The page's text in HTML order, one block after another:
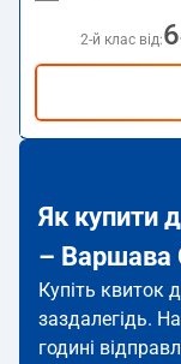
2-й клас від:
Як купити
– Варшава
Купіть квиток
заздалегідь.
годині